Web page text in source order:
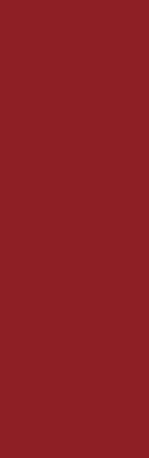
ΝΕΑ
ΠΟΥ
ΠΡΟΚΗΡΥΞΗ
ΓΕΝΙΚΩΝ